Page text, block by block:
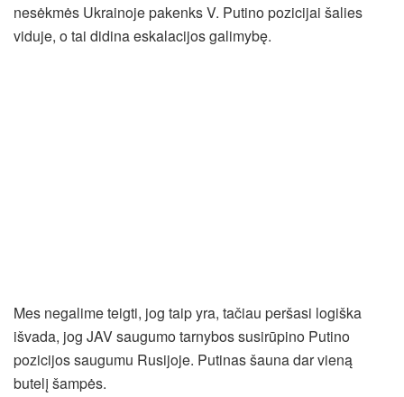
nesėkmės Ukrainoje pakenks V. Putino pozicijai šalies
viduje, o tai didina eskalacijos galimybę.
Mes negalime teigti, jog taip yra, tačiau peršasi logiška
išvada, jog JAV saugumo tarnybos susirūpino Putino
pozicijos saugumu Rusijoje. Putinas šauna dar vieną
butelį šampės.